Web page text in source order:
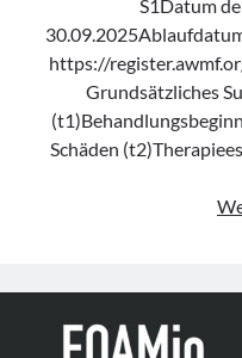
S1Datum
https://
Grundsätzliches
Schäden